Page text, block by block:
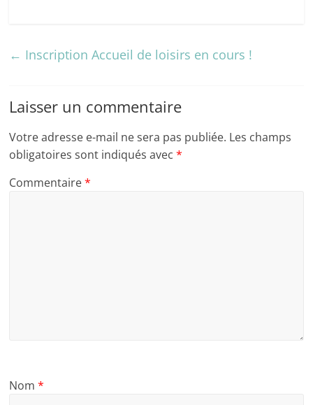
← Inscription Accueil de loisirs en cours !
Laisser un commentaire
Votre adresse e-mail ne sera pas publiée. Les champs
obligatoires sont indiqués avec*
Commentaire*
Nom*